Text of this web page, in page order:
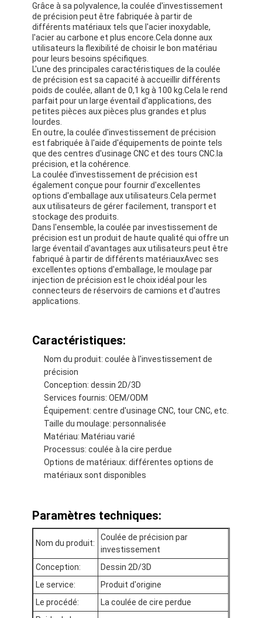
Maison
Au sujet de nous
Visite d'usine
Contrôle de qualité
Contactez-nous
Bande adhésive d'isolation
Bande résistante à la chaleur d'isolation
Ruban adhésif de tissu en verre
Ruban adhésif de film de Polyimide
Ruban adhésif de papier d'aluminium
Grâce à sa polyvalence, la coulée d'investissement
de précision peut être fabriquée à partir de
différents matériaux tels que l'acier inoxydable,
l'acier au carbone et plus encore.Cela donne aux
utilisateurs la flexibilité de choisir le bon matériau
pour leurs besoins spécifiques.
L'une des principales caractéristiques de la coulée
de précision est sa capacité à accueillir différents
poids de coulée, allant de 0,1 kg à 100 kg.Cela le rend
parfait pour un large éventail d'applications, des
petites pièces aux pièces plus grandes et plus
lourdes.
En outre, la coulée d'investissement de précision
est fabriquée à l'aide d'équipements de pointe tels
que des centres d'usinage CNC et des tours CNC.la
précision, et la cohérence.
La coulée d'investissement de précision est
également conçue pour fournir d'excellentes
options d'emballage aux utilisateurs.Cela permet
aux utilisateurs de gérer facilement, transport et
stockage des produits.
Dans l'ensemble, la coulée par investissement de
précision est un produit de haute qualité qui offre un
large éventail d'avantages aux utilisateurs.peut être
fabriqué à partir de différents matériauxAvec ses
excellentes options d'emballage, le moulage par
injection de précision est le choix idéal pour les
connecteurs de réservoirs de camions et d'autres
applications.
Caractéristiques:
Nom du produit: coulée à l'investissement de
précision
Conception: dessin 2D/3D
Services fournis: OEM/ODM
Équipement: centre d'usinage CNC, tour CNC, etc.
Taille du moulage: personnalisée
Matériau: Matériau varié
Processus: coulée à la cire perdue
Options de matériaux: différentes options de
matériaux sont disponibles
Paramètres techniques:
Nom du produit:
Coulée de précision par
investissement
Conception:
Dessin 2D/3D
Le service:
Produit d'origine
Le procédé:
La coulée de cire perdue